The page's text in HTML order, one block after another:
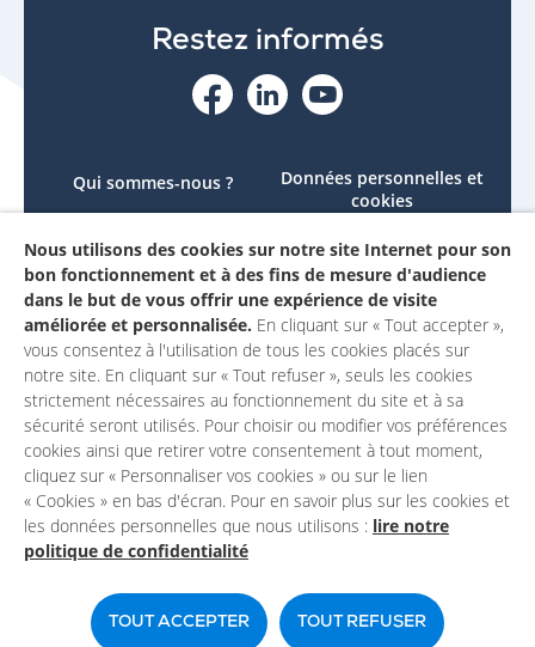
Restez informés
Qui sommes-nous ?
Le projet
Contactez-nous
Mon compte
Données personnelles et
cookies
Accessibilité : non
conforme
Mentions légales
Un site du
Nous utilisons des cookies sur notre site Internet pour son
bon fonctionnement et à des fins de mesure d'audience
dans le but de vous offrir une expérience de visite
améliorée et personnalisée. En cliquant sur « Tout accepter »,
vous consentez à l'utilisation de tous les cookies placés sur
notre site. En cliquant sur « Tout refuser », seuls les cookies
strictement nécessaires au fonctionnement du site et à sa
sécurité seront utilisés. Pour choisir ou modifier vos préférences
cookies ainsi que retirer votre consentement à tout moment,
cliquez sur « Personnaliser vos cookies » ou sur le lien
« Cookies » en bas d'écran. Pour en savoir plus sur les cookies et
les données personnelles que nous utilisons : lire notre
politique de confidentialité
TOUT ACCEPTER TOUT REFUSER